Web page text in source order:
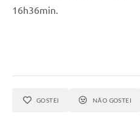
16h36min.
GOSTEI NÃO GOSTEI